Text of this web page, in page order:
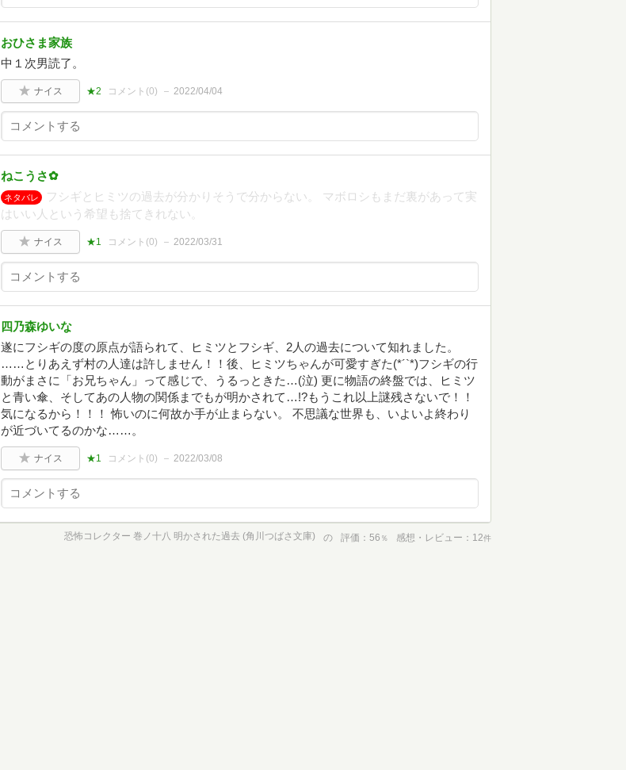
おひさま家族
中１次男読了。
ナイス ★2 コメント(0) 2022/04/04
ねこうさ✿
ネタバレ
フシギとヒミツの過去が分かりそうで分からない。 マボロシもまだ裏があって実
はいい人という希望も捨てきれない。
ナイス ★1 コメント(0) 2022/03/31
四乃森ゆいな
遂にフシギの度の原点が語られて、ヒミツとフシギ、2人の過去について知れました。
……とりあえず村の人達は許しません！！後、ヒミツちゃんが可愛すぎた(*´`*)フシギの行
動がまさに「お兄ちゃん」って感じで、うるっときた…(泣) 更に物語の終盤では、ヒミツ
と青い傘、そしてあの人物の関係までもが明かされて…!?もうこれ以上謎残さないで！！
気になるから！！！ 怖いのに何故か手が止まらない。 不思議な世界も、いよいよ終わり
が近づいてるのかな……。
ナイス ★1 コメント(0) 2022/03/08
恐怖コレクター 巻ノ十八 明かされた過去 (角川つばさ文庫) の 評価 56 ％ 感想・レビュー 12件